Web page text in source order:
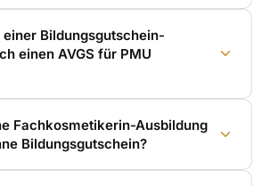
Bildungsgutschein-
einen AVGS für PMU
Fachkosmetikerin-Ausbildung
Bildungsgutschein?